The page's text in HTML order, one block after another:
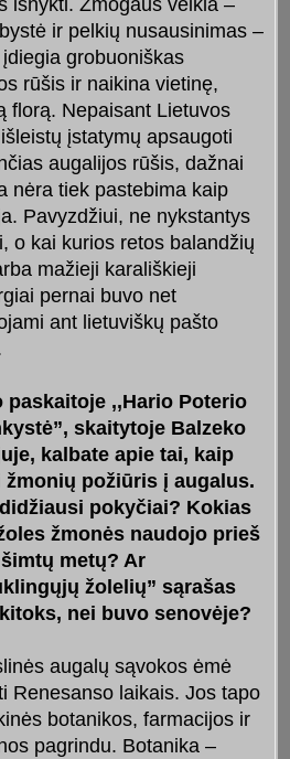
išnykti. Žmogaus veikla –
ir pelkių nusausinimas –
grobuoniškas
rūšis ir naikina vietinę,
florą. Nepaisant Lietuvos
įstatymų apsaugoti
augalijos rūšis, dažnai
nėra tiek pastebima kaip
Pavyzdžiui, ne nykstantys
o kai kurios retos balandžių
mažieji karališkieji
pernai buvo net
ant lietuviškų pašto
paskaitoje ,,Hario Poterio
skaitytoje Balzeko
kalbate apie tai, kaip
žmonių požiūris į augalus.
pokyčiai? Kokias
žmonės naudojo prieš
metų? Ar
žolelių” sąrašas
nei buvo senovėje?
augalų sąvokos ėmė
Renesanso laikais. Jos tapo
botanikos, farmacijos ir
pagrindu. Botanika –